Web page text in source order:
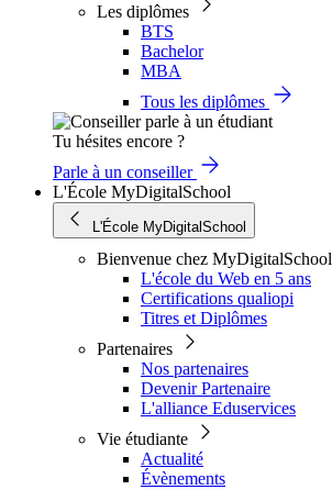
Les diplômes
BTS
Bachelor
MBA
Tous les diplômes
Tu hésites encore ?
Parle à un conseiller
L'École MyDigitalSchool
L'École MyDigitalSchool
Bienvenue chez MyDigitalSchool
L'école du Web en 5 ans
Certifications qualiopi
Titres et Diplômes
Partenaires
Nos partenaires
Devenir Partenaire
L'alliance Eduservices
Vie étudiante
Actualité
Évènements